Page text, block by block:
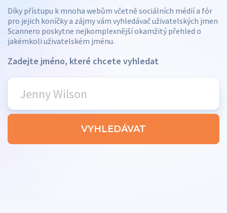
Díky přístupu k mnoha webům včetně sociálních médií a fór
pro jejich koníčky a zájmy vám vyhledávač uživatelských jmen
Scannero poskytne nejkomplexnější okamžitý přehled o
jakémkoli uživatelském jménu.
Zadejte jméno, které chcete vyhledat
VYHLEDÁVAT